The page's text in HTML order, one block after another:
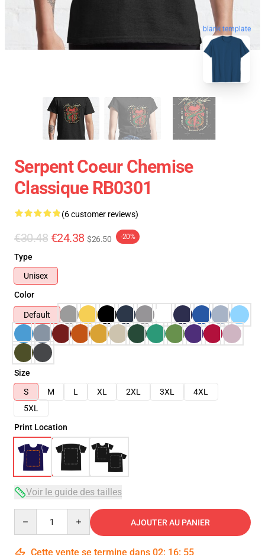
blank template
Serpent Coeur Chemise
Classique RB0301
(6 customer reviews)
€30.48 €24.38 $26.50 -20%
Type
Unisex
Color
Default
Size
S
M L XL 2XL 3XL
4XL
5XL
Print Location
Voir le guide des tailles
AJOUTER AU PANIER
Cette vente se termine dans 02: 16: 54